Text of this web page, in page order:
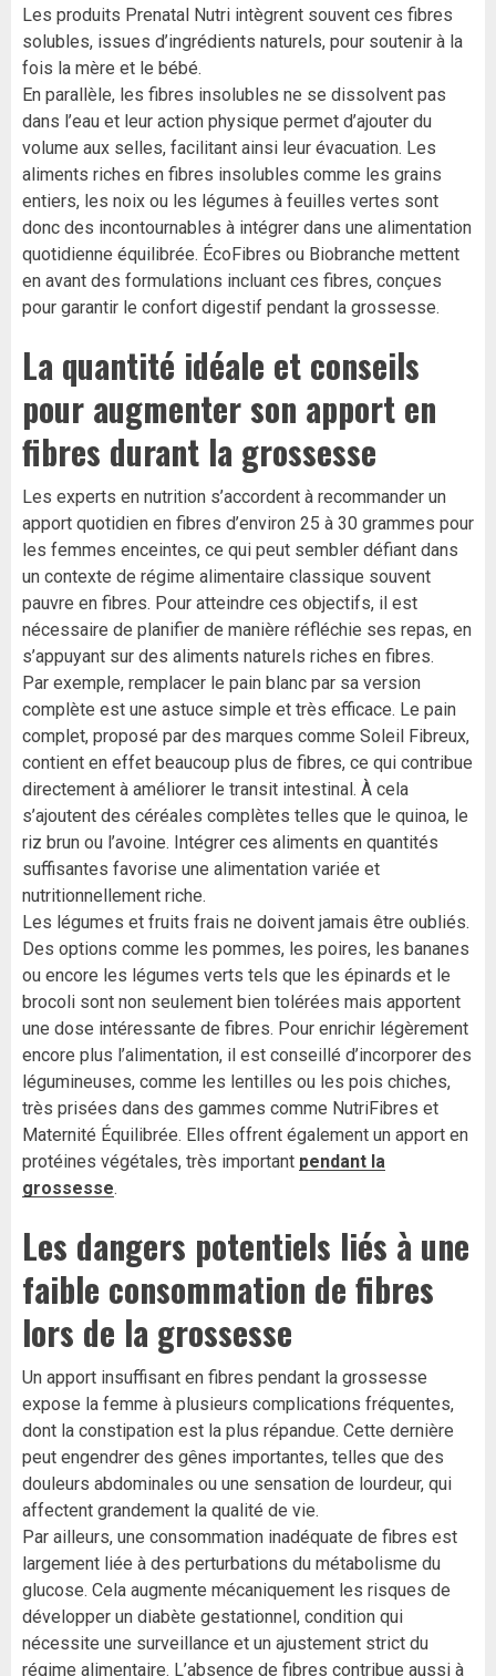
Les produits Prenatal Nutri intègrent souvent ces fibres
solubles, issues d’ingrédients naturels, pour soutenir à la
fois la mère et le bébé.
En parallèle, les fibres insolubles ne se dissolvent pas
dans l’eau et leur action physique permet d’ajouter du
volume aux selles, facilitant ainsi leur évacuation. Les
aliments riches en fibres insolubles comme les grains
entiers, les noix ou les légumes à feuilles vertes sont
donc des incontournables à intégrer dans une alimentation
quotidienne équilibrée. ÉcoFibres ou Biobranche mettent
en avant des formulations incluant ces fibres, conçues
pour garantir le confort digestif pendant la grossesse.
La quantité idéale et conseils
pour augmenter son apport en
fibres durant la grossesse
Les experts en nutrition s’accordent à recommander un
apport quotidien en fibres d’environ 25 à 30 grammes pour
les femmes enceintes, ce qui peut sembler défiant dans
un contexte de régime alimentaire classique souvent
pauvre en fibres. Pour atteindre ces objectifs, il est
nécessaire de planifier de manière réfléchie ses repas, en
s’appuyant sur des aliments naturels riches en fibres.
Par exemple, remplacer le pain blanc par sa version
complète est une astuce simple et très efficace. Le pain
complet, proposé par des marques comme Soleil Fibreux,
contient en effet beaucoup plus de fibres, ce qui contribue
directement à améliorer le transit intestinal. À cela
s’ajoutent des céréales complètes telles que le quinoa, le
riz brun ou l’avoine. Intégrer ces aliments en quantités
suffisantes favorise une alimentation variée et
nutritionnellement riche.
Les légumes et fruits frais ne doivent jamais être oubliés.
Des options comme les pommes, les poires, les bananes
ou encore les légumes verts tels que les épinards et le
brocoli sont non seulement bien tolérées mais apportent
une dose intéressante de fibres. Pour enrichir légèrement
encore plus l’alimentation, il est conseillé d’incorporer des
légumineuses, comme les lentilles ou les pois chiches,
très prisées dans des gammes comme NutriFibres et
Maternité Équilibrée. Elles offrent également un apport en
protéines végétales, très important pendant la
grossesse.
Les dangers potentiels liés à une
faible consommation de fibres
lors de la grossesse
Un apport insuffisant en fibres pendant la grossesse
expose la femme à plusieurs complications fréquentes,
dont la constipation est la plus répandue. Cette dernière
peut engendrer des gênes importantes, telles que des
douleurs abdominales ou une sensation de lourdeur, qui
affectent grandement la qualité de vie.
Par ailleurs, une consommation inadéquate de fibres est
largement liée à des perturbations du métabolisme du
glucose. Cela augmente mécaniquement les risques de
développer un diabète gestationnel, condition qui
nécessite une surveillance et un ajustement strict du
régime alimentaire. L’absence de fibres contribue aussi à